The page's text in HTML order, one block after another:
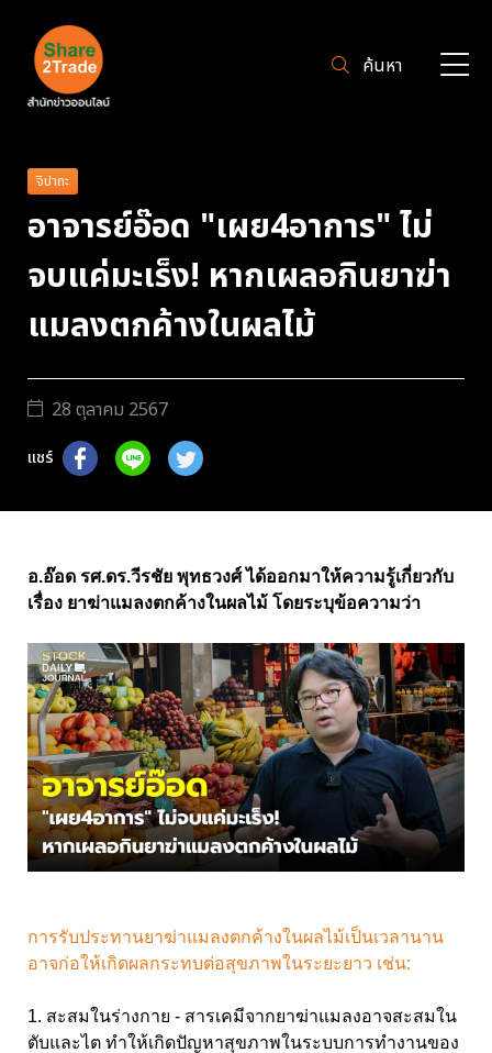
ค้นหา
จิปาถะ
อาจารย์อ๊อด "เผย4อาการ" ไม่
จบแค่มะเร็ง! หากเผลอกินยาฆ่า
แมลงตกค้างในผลไม้
28 ตุลาคม 2567
แชร์
อ.อ๊อด รศ.ดร.วีรชัย พุทธวงศ์ ได้ออกมาให้ความรู้เกี่ยวกับ
เรื่อง ยาฆ่าแมลงตกค้างในผลไม้ โดยระบุข้อความว่า
การรับประทานยาฆ่าแมลงตกค้างในผลไม้เป็นเวลานาน
อาจก่อให้เกิดผลกระทบต่อสุขภาพในระยะยาว เช่น:
1. สะสมในร่างกาย - สารเคมีจากยาฆ่าแมลงอาจสะสมใน
ตับและไต ทำให้เกิดปัญหาสุขภาพในระบบการทำงานของ